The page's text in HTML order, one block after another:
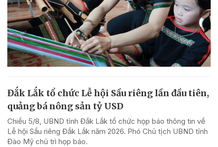
Đắk Lắk tổ chức Lễ hội Sầu riêng lần đầu tiên,
quảng bá nông sản tỷ USD
Chiều 5/8, UBND tỉnh Đắk Lắk tổ chức họp báo thông tin về
Lễ hội Sầu riêng Đắk Lắk năm 2026. Phó Chủ tịch UBND tỉnh
Đào Mỹ chủ trì họp báo.